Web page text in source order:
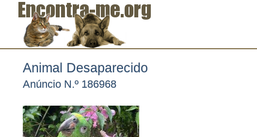
Animal Desaparecido
Anúncio N.º 186968